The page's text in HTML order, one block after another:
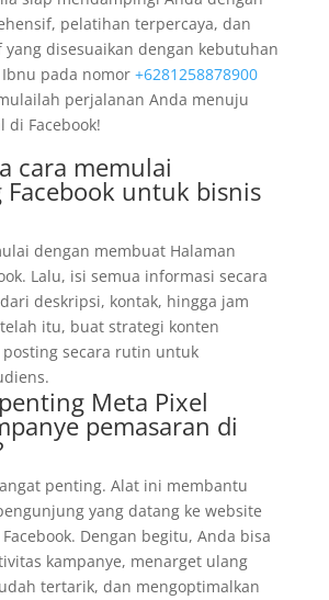
pelatihan terpercaya, dan
disesuaikan dengan kebutuhan
pada nomor +6281258878900
perjalanan Anda menuju
Facebook!
cara memulai
untuk bisnis
dengan membuat Halaman
Lalu, isi semua informasi secara
deskripsi, kontak, hingga jam
itu, buat strategi konten
secara rutin untuk
Meta Pixel
pemasaran di
penting. Alat ini membantu
yang datang ke website
Dengan begitu, Anda bisa
kampanye, menarget ulang
tertarik, dan mengoptimalkan